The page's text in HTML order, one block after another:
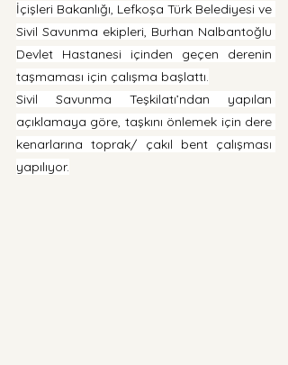
İçişleri Bakanlığı, Lefkoşa Türk Belediyesi ve
Sivil Savunma ekipleri, Burhan Nalbantoğlu
Devlet Hastanesi içinden geçen derenin
taşmaması için çalışma başlattı.
Sivil Savunma Teşkilatı’ndan yapılan
açıklamaya göre, taşkını önlemek için dere
kenarlarına toprak/ çakıl bent çalışması
yapılıyor.